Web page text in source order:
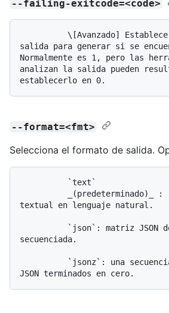
--failing-exitcode=<code>
salida para generar si se
Normalmente es 1, pero las
analizan la salida pueden
--format=<fmt>
Selecciona el formato de salida.
textual en lenguaje natural.
secuenciada.